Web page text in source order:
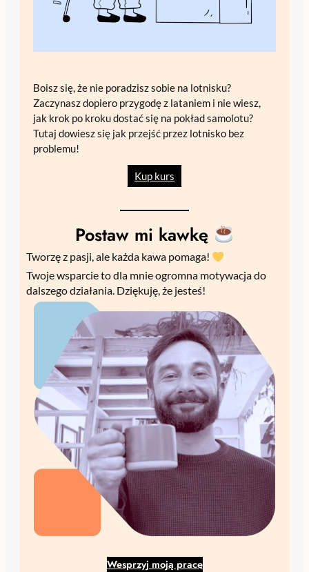
Boisz się, że nie poradzisz sobie na lotnisku?
Zaczynasz dopiero przygodę z lataniem i nie wiesz,
jak krok po kroku dostać się na pokład samolotu?
Tutaj dowiesz się jak przejść przez lotnisko bez
problemu!
Kup kurs
Postaw mi kawkę
Tworzę z pasji, ale każda kawa pomaga!
Twoje wsparcie to dla mnie ogromna motywacja do
dalszego działania. Dziękuję, że jesteś!
Wesprzyj moją pracę